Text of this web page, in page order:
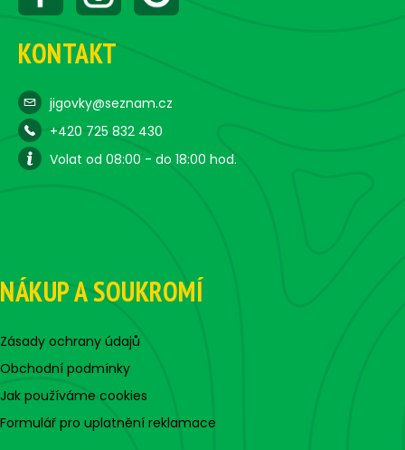
KONTAKT
jigovky@seznam.cz
+420 725 832 430
Volat od 08:00 - do 18:00 hod.
NÁKUP A SOUKROMÍ
Zásady ochrany údajů
Obchodní podmínky
Jak používáme cookies
Formulář pro uplatnění reklamace